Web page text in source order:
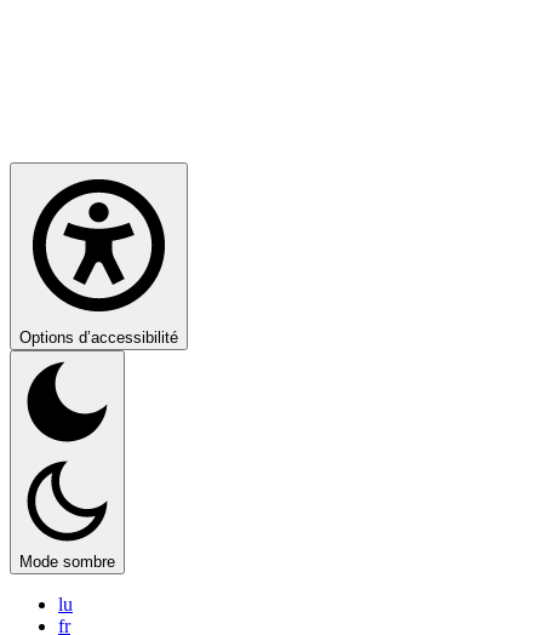
Options d’accessibilité
Mode sombre
lu
fr